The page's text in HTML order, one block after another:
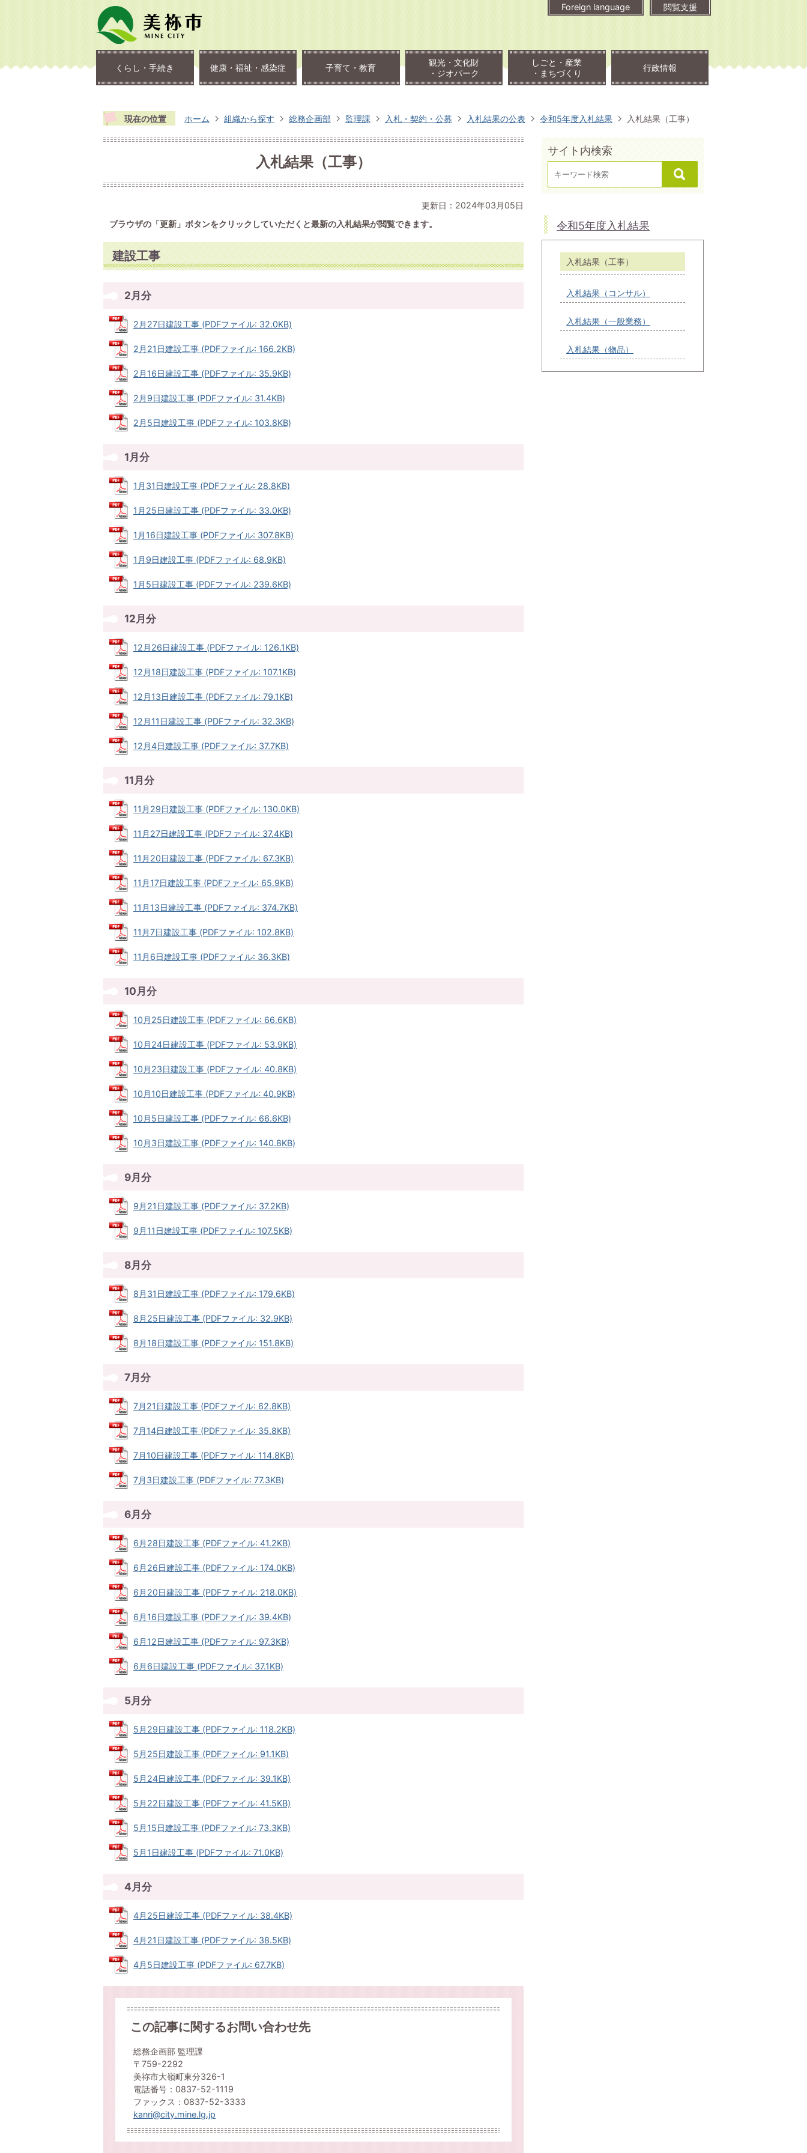
Foreign language 閲覧支援
くらし・手続き 健康・福祉・感染症 子育て・教育
観光・文化財
・ジオパーク
しごと・産業
・まちづくり
行政情報
現在の位置 ホーム 組織から探す 総務企画部 監理課 入札・契約・公募 入札結果の公表 令和5年度入札結果 入札結果（工事）
入札結果（工事）
更新日：2024年03月05日
ブラウザの「更新」ボタンをクリックしていただくと最新の入札結果が閲覧できます。
建設工事
2月分
2月27日建設工事 (PDFファイル: 32.0KB)
2月21日建設工事 (PDFファイル: 166.2KB)
2月16日建設工事 (PDFファイル: 35.9KB)
2月9日建設工事 (PDFファイル: 31.4KB)
2月5日建設工事 (PDFファイル: 103.8KB)
1月分
1月31日建設工事 (PDFファイル: 28.8KB)
1月25日建設工事 (PDFファイル: 33.0KB)
1月16日建設工事 (PDFファイル: 307.8KB)
1月9日建設工事 (PDFファイル: 68.9KB)
1月5日建設工事 (PDFファイル: 239.6KB)
12月分
12月26日建設工事 (PDFファイル: 126.1KB)
12月18日建設工事 (PDFファイル: 107.1KB)
12月13日建設工事 (PDFファイル: 79.1KB)
12月11日建設工事 (PDFファイル: 32.3KB)
12月4日建設工事 (PDFファイル: 37.7KB)
11月分
11月29日建設工事 (PDFファイル: 130.0KB)
11月27日建設工事 (PDFファイル: 37.4KB)
11月20日建設工事 (PDFファイル: 67.3KB)
11月17日建設工事 (PDFファイル: 65.9KB)
11月13日建設工事 (PDFファイル: 374.7KB)
11月7日建設工事 (PDFファイル: 102.8KB)
11月6日建設工事 (PDFファイル: 36.3KB)
10月分
10月25日建設工事 (PDFファイル: 66.6KB)
10月24日建設工事 (PDFファイル: 53.9KB)
10月23日建設工事 (PDFファイル: 40.8KB)
10月10日建設工事 (PDFファイル: 40.9KB)
10月5日建設工事 (PDFファイル: 66.6KB)
10月3日建設工事 (PDFファイル: 140.8KB)
9月分
9月21日建設工事 (PDFファイル: 37.2KB)
9月11日建設工事 (PDFファイル: 107.5KB)
8月分
8月31日建設工事 (PDFファイル: 179.6KB)
8月25日建設工事 (PDFファイル: 32.9KB)
8月18日建設工事 (PDFファイル: 151.8KB)
7月分
7月21日建設工事 (PDFファイル: 62.8KB)
7月14日建設工事 (PDFファイル: 35.8KB)
7月10日建設工事 (PDFファイル: 114.8KB)
7月3日建設工事 (PDFファイル: 77.3KB)
6月分
6月28日建設工事 (PDFファイル: 41.2KB)
6月26日建設工事 (PDFファイル: 174.0KB)
6月20日建設工事 (PDFファイル: 218.0KB)
6月16日建設工事 (PDFファイル: 39.4KB)
6月12日建設工事 (PDFファイル: 97.3KB)
6月6日建設工事 (PDFファイル: 37.1KB)
5月分
5月29日建設工事 (PDFファイル: 118.2KB)
5月25日建設工事 (PDFファイル: 91.1KB)
5月24日建設工事 (PDFファイル: 39.1KB)
5月22日建設工事 (PDFファイル: 41.5KB)
5月15日建設工事 (PDFファイル: 73.3KB)
5月1日建設工事 (PDFファイル: 71.0KB)
4月分
4月25日建設工事 (PDFファイル: 38.4KB)
4月21日建設工事 (PDFファイル: 38.5KB)
4月5日建設工事 (PDFファイル: 67.7KB)
この記事に関するお問い合わせ先
総務企画部 監理課
〒759-2292
美祢市大嶺町東分326-1
電話番号：0837-52-1119
ファックス：0837-52-3333
kanri@city.mine.lg.jp
サイト内検索
令和5年度入札結果
入札結果（工事）
入札結果（コンサル）
入札結果（一般業務）
入札結果（物品）